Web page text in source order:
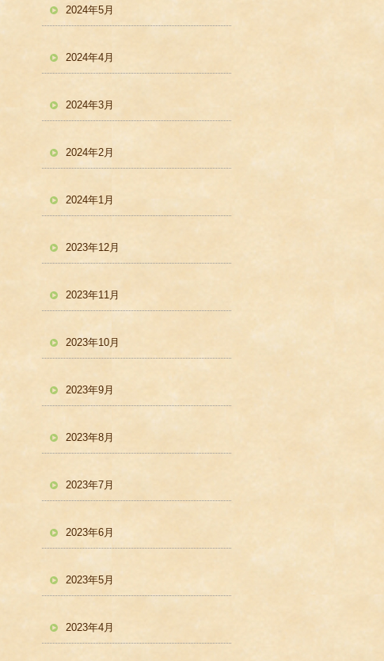
2024年5月
2024年4月
2024年3月
2024年2月
2024年1月
2023年12月
2023年11月
2023年10月
2023年9月
2023年8月
2023年7月
2023年6月
2023年5月
2023年4月